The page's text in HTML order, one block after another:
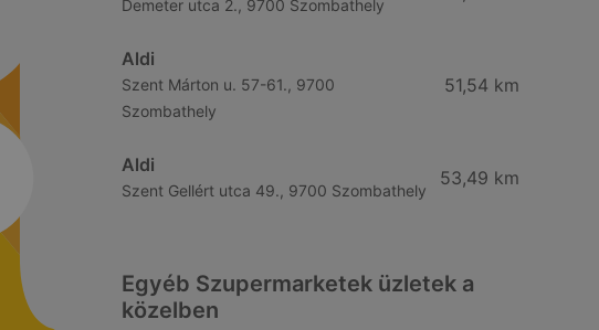
Demeter utca 2., 9700 Szombathely
Aldi
Szent Márton u. 57-61., 9700
Szombathely
51,54 km
Aldi
Szent Gellért utca 49., 9700 Szombathely
53,49 km
Egyéb Szupermarketek üzletek a
közelben